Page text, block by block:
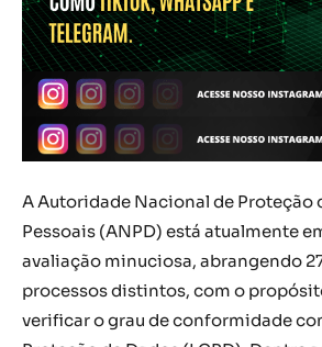
A Autoridade Nacional de Proteção
Pessoais (ANPD) está atualmente
avaliação minuciosa, abrangendo
processos distintos, com o
verificar o grau de conformidade